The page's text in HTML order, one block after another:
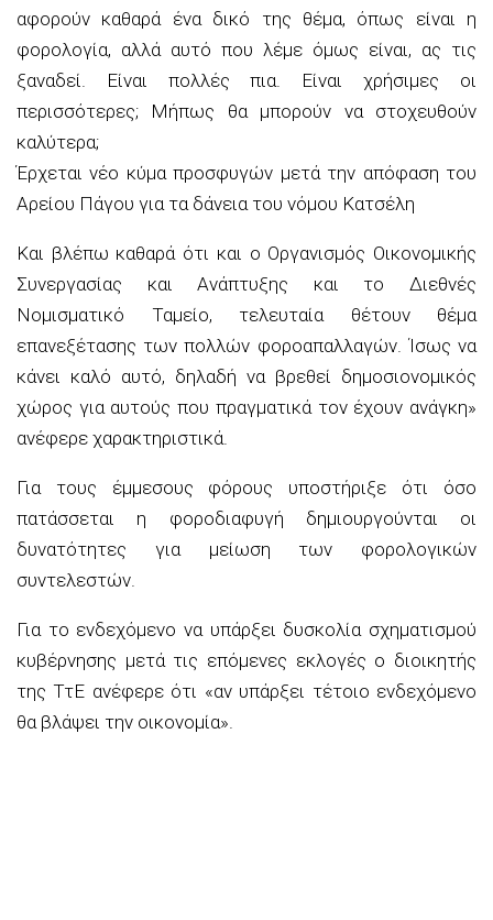
αφορούν καθαρά ένα δικό της θέμα, όπως είναι η
φορολογία, αλλά αυτό που λέμε όμως είναι, ας τις
ξαναδεί. Είναι πολλές πια. Είναι χρήσιμες οι
περισσότερες; Μήπως θα μπορούν να στοχευθούν
καλύτερα;
Έρχεται νέο κύμα προσφυγών μετά την απόφαση του
Αρείου Πάγου για τα δάνεια του νόμου Κατσέλη
Και βλέπω καθαρά ότι και ο Οργανισμός Οικονομικής
Συνεργασίας και Ανάπτυξης και το Διεθνές
Νομισματικό Ταμείο, τελευταία θέτουν θέμα
επανεξέτασης των πολλών φοροαπαλλαγών. Ίσως να
κάνει καλό αυτό, δηλαδή να βρεθεί δημοσιονομικός
χώρος για αυτούς που πραγματικά τον έχουν ανάγκη»
ανέφερε χαρακτηριστικά.
Για τους έμμεσους φόρους υποστήριξε ότι όσο
πατάσσεται η φοροδιαφυγή δημιουργούνται οι
δυνατότητες για μείωση των φορολογικών
συντελεστών.
Για το ενδεχόμενο να υπάρξει δυσκολία σχηματισμού
κυβέρνησης μετά τις επόμενες εκλογές ο διοικητής
της ΤτΕ ανέφερε ότι «αν υπάρξει τέτοιο ενδεχόμενο
θα βλάψει την οικονομία».